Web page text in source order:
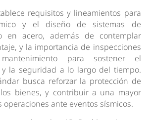
requisitos y lineamientos para
y el diseño de sistemas de
en acero, además de contemplar
y la importancia de inspecciones
para sostener el
la seguridad a lo largo del tiempo.
busca reforzar la protección de
bienes, y contribuir a una mayor
operaciones ante eventos sísmicos.